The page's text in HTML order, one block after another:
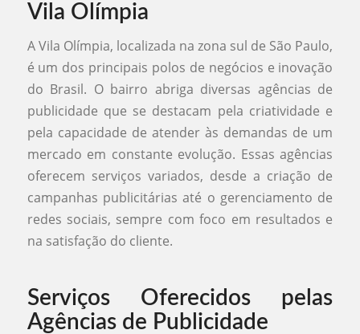
Vila Olímpia
A Vila Olímpia, localizada na zona sul de São Paulo,
é um dos principais polos de negócios e inovação
do Brasil. O bairro abriga diversas agências de
publicidade que se destacam pela criatividade e
pela capacidade de atender às demandas de um
mercado em constante evolução. Essas agências
oferecem serviços variados, desde a criação de
campanhas publicitárias até o gerenciamento de
redes sociais, sempre com foco em resultados e
na satisfação do cliente.
Serviços Oferecidos pelas
Agências de Publicidade